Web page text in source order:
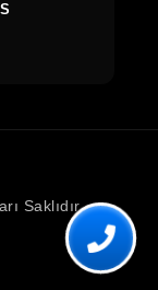
Saklıdır.